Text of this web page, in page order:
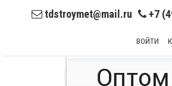
tdstroymet@mail.ru +7
ВОЙТИ